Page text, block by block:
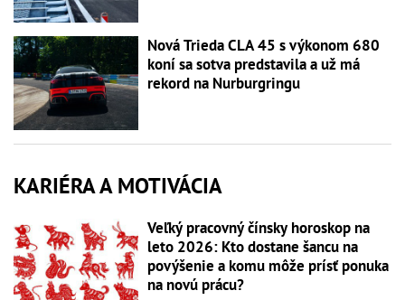
Nová Trieda CLA 45 s výkonom 680
koní sa sotva predstavila a už má
rekord na Nurburgringu
KARIÉRA A MOTIVÁCIA
Veľký pracovný čínsky horoskop na
leto 2026: Kto dostane šancu na
povýšenie a komu môže prísť ponuka
na novú prácu?